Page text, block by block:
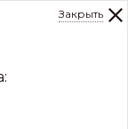
Закрыть